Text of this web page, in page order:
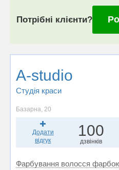
Потрібні клієнти?
A-studio
Студія краси
Базарна, 20
Додати
відгук
100
дзвінків
Фарбування волосся